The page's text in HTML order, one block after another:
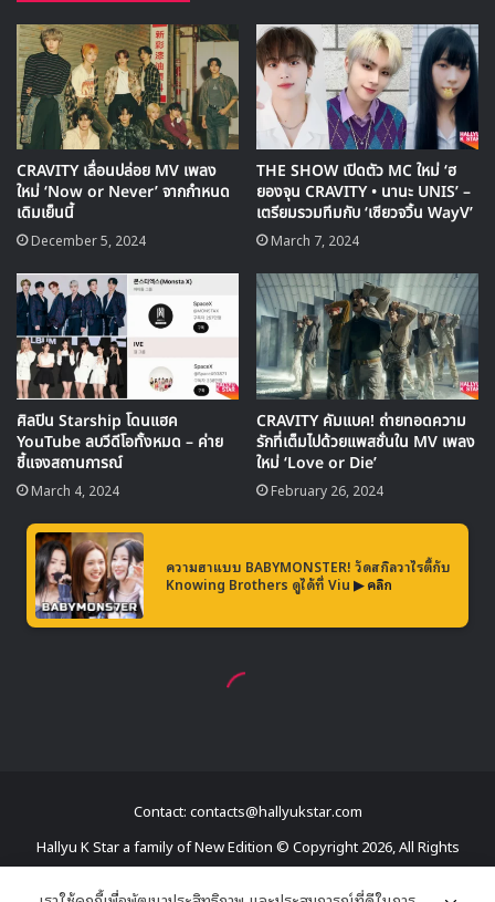
Contact: contacts@hallyukstar.com
Hallyu K Star a family of New Edition © Copyright 2026, All Rights